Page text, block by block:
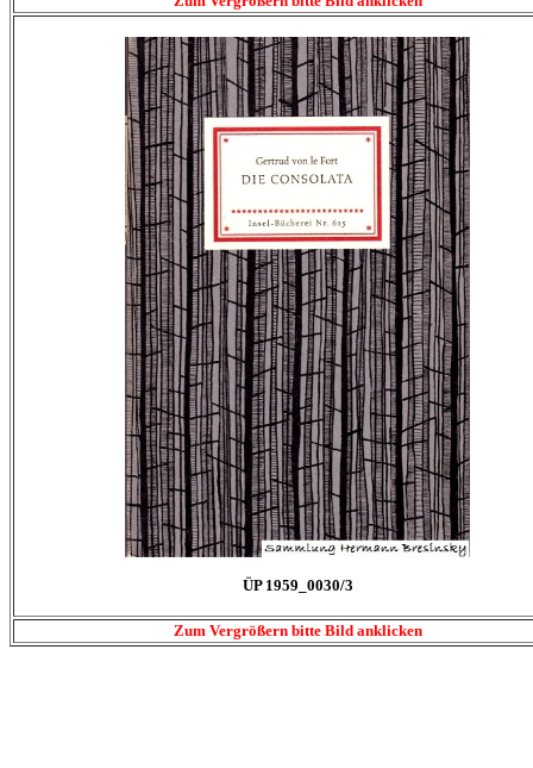
ÜP 1959_0030/3
Zum Vergrößern bitte Bild anklicken